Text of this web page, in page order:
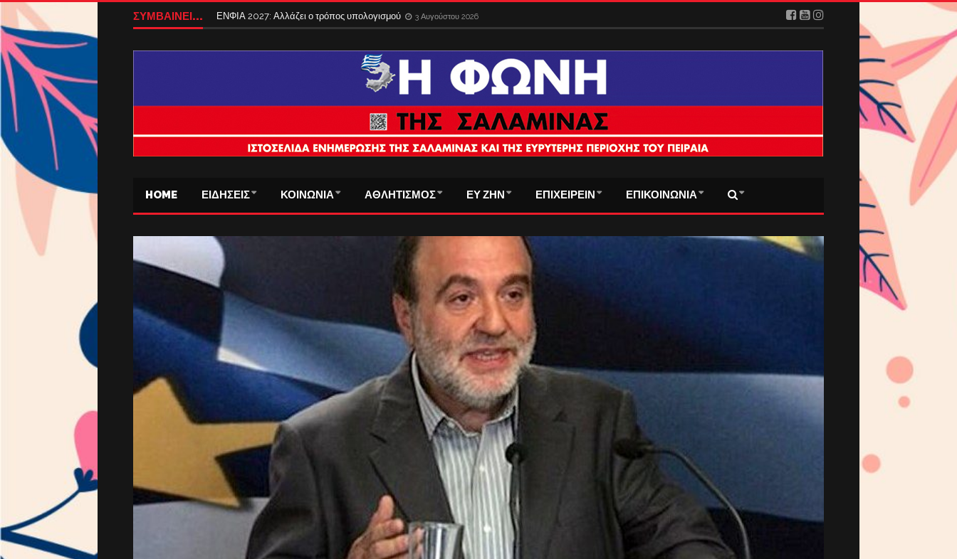
ΣΥΜΒΑΙΝΕΙ... ΕΝΦΙΑ 2027: Αλλάζει ο τρόπος υπολογισμού 3 Αυγούστου 2026
HOME ΕΙΔΗΣΕΙΣ ΚΟΙΝΩΝΙΑ ΑΘΛΗΤΙΣΜΟΣ ΕΥ ΖΗΝ ΕΠΙΧΕΙΡΕΙΝ ΕΠΙΚΟΙΝΩΝΙΑ